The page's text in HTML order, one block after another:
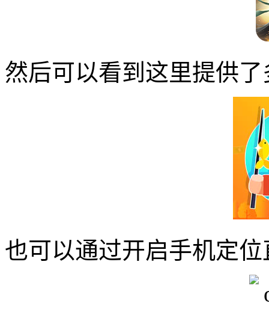
然后可以看到这里提供
也可以通过开启手机定